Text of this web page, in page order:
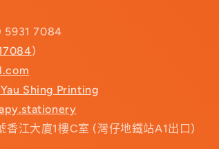
5931 7084
)
Yau Shing Printing
香江大廈1樓C室 (灣仔地鐵站A1出口)